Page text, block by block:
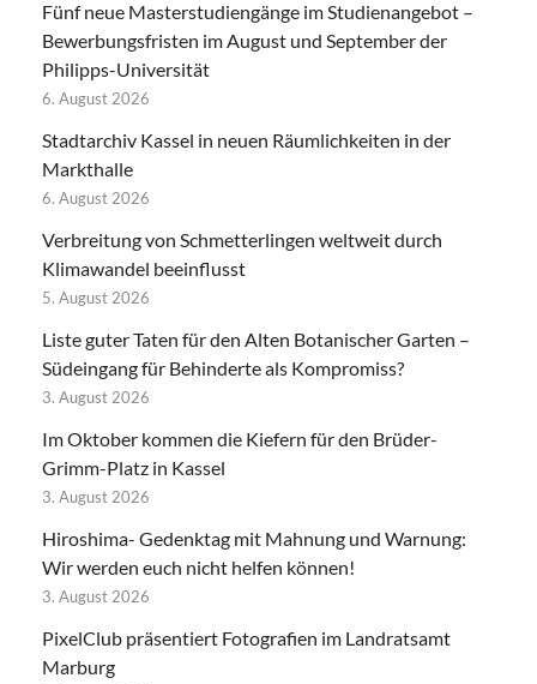
Fünf neue Masterstudiengänge im Studienangebot –
Bewerbungsfristen im August und September der
Philipps-Universität
6. August 2026
Stadtarchiv Kassel in neuen Räumlichkeiten in der
Markthalle
6. August 2026
Verbreitung von Schmetterlingen weltweit durch
Klimawandel beeinflusst
5. August 2026
Liste guter Taten für den Alten Botanischer Garten –
Südeingang für Behinderte als Kompromiss?
3. August 2026
Im Oktober kommen die Kiefern für den Brüder-
Grimm-Platz in Kassel
3. August 2026
Hiroshima- Gedenktag mit Mahnung und Warnung:
Wir werden euch nicht helfen können!
3. August 2026
PixelClub präsentiert Fotografien im Landratsamt
Marburg